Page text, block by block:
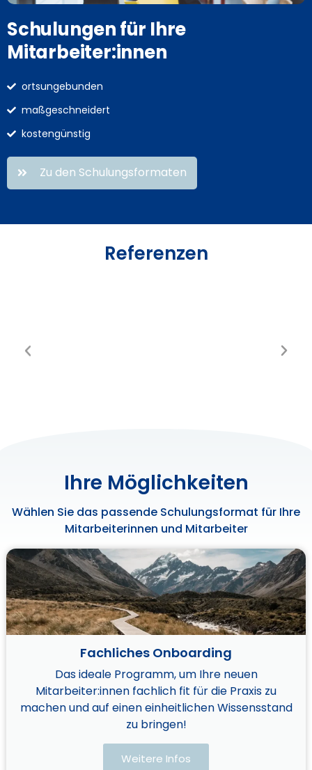
Schulungen für Ihre
Mitarbeiter:innen
ortsungebunden
maßgeschneidert
kostengünstig
Zu den Schulungsformaten
Referenzen
Ihre Möglichkeiten
Wählen Sie das passende Schulungsformat für Ihre
Mitarbeiterinnen und Mitarbeiter
Fachliches Onboarding​
Das ideale Programm, um Ihre neuen
Mitarbeiter:innen fachlich fit für die Praxis zu
machen und auf einen einheitlichen Wissensstand
zu bringen!
Weitere Infos